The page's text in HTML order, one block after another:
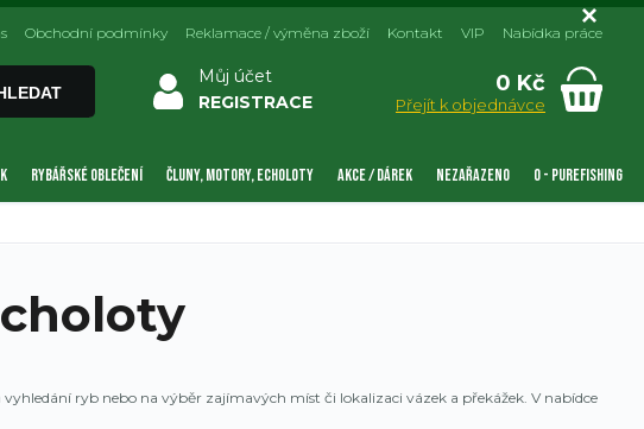
Můj účet
REGISTRACE
0 Kč
Přejít k objednávce
Obchodní podmínky Reklamace / výměna zboží Kontakt VIP Nabídka práce
RYBÁŘSKÉ OBLEČENÍ ČLUNY, MOTORY, ECHOLOTY AKCE / DÁREK NEZAŘAZENO 0 - PUREFISHING
ryb nebo na výběr zajímavých míst či lokalizaci vázek a překážek. V nabídce